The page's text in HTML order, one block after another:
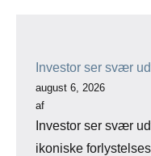
Investor ser svær
august 6, 2026
af
Investor ser svær
ikoniske